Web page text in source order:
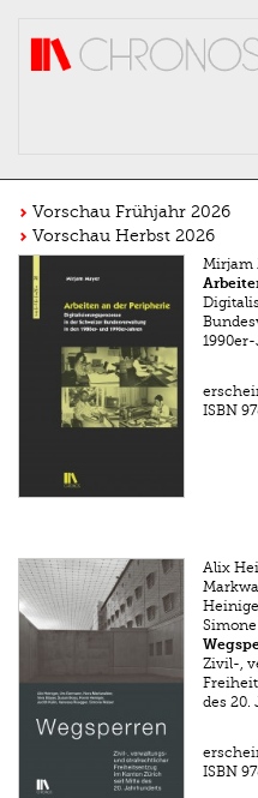
Vorschau Frühjahr 2026
Vorschau Herbst 2026
Mirjam
ISBN
Alix
Simone
Zivil-,
des 20.
ISBN